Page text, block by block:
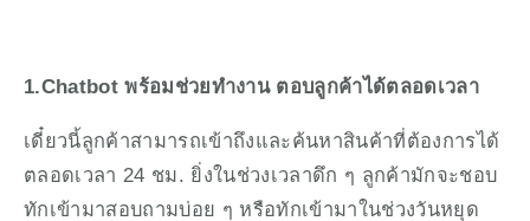
1.Chatbot พร้อมช่วยทำงาน ตอบลูกค้าได้ตลอดเวลา
เดี๋ยวนี้ลูกค้าสามารถเข้าถึงและค้นหาสินค้าที่ต้องการได้
ตลอดเวลา 24 ชม. ยิ่งในช่วงเวลาดึก ๆ ลูกค้ามักจะชอบ
ทักเข้ามาสอบถามบ่อย ๆ หรือทักเข้ามาในช่วงวันหยุด